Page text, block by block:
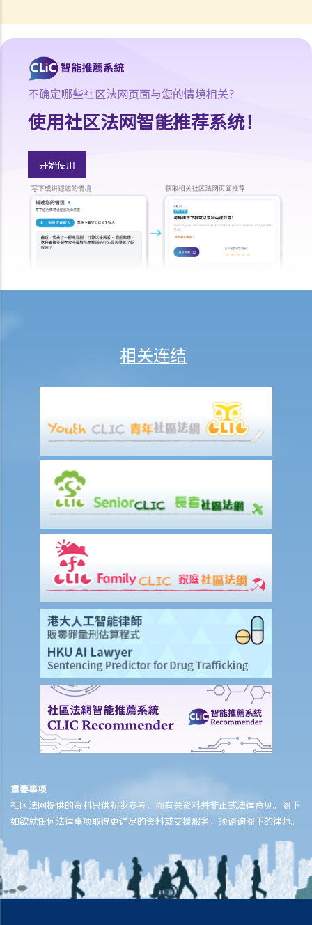
正式卖买合约
1. 签订正式买卖合约及缴付加付订金（大订）的一般步骤是怎样？
2. 我（作为买方）签订临时买卖合约后，才打算在正式买卖合约中加入
配偶或父母的姓名。我可否这样做？
3. 如果我想将自己的单位出售或转让给一名家庭成员或亲戚，我应该留
意甚么？
4. 如果我想把我的物业给我的丈夫/妻子，我应该签订买卖合约还是执行
「 送楼契」？
5. 住宅物业买卖合约所徵收的印花税（厘印费）是多少？
6.「住宅」及「商业」物业之印花税缴付手续是否有所不同？
7. 买方否可申请廷迟缴交印花税？
11. 如果卖方/买方预期他会离开香港，因此无法签署正式买卖合约，他
1. 如果合约一方有其他过失（例如卖方把单位厨房内的一个小窗口打
破），另外一方可否终止买卖合约或追讨赔偿？
完成买卖交易
1. 双方在签署正式买卖合约后但于交楼日之前，有一些新费用出现（例
如关于大厦的维修费），这些费用应由卖方或买方负担？
买卖居者有其屋
买卖兴建中的物业（楼花）
1. 预售楼花的「同意方案」及「非同意方案」有何分别？
2. 如果发展商 / 卖方未能如期完成兴建工程，因而延迟了交楼日期，买
方可否终止买卖合约及追讨赔偿？
大厦公契及业主立案法团
1. 业主立案法团及大厦管理人的功能是什么？
2. 如何成立业主立案法团？
举例说明
不确定哪些社区法网页面与您的情境相关？
使用社区法网智能推荐系统！
开始使用
相关连结
重要事项
社区法网提供的资料只供初步参考，而有关资料并非正式法律意见。阁下
如欲就任何法律事项取得更详尽的资料或支援服务，须谘询阁下的律师。